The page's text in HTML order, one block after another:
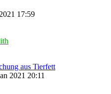
17:59
aus Tierfett
2021 20:11